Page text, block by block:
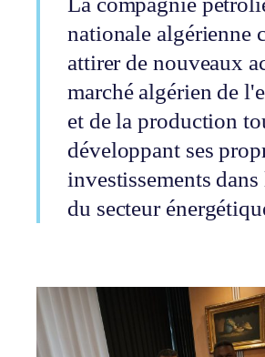
nationale algérienne
attirer de nouveaux
marché algérien de
et de la production
développant ses
investissements
du secteur